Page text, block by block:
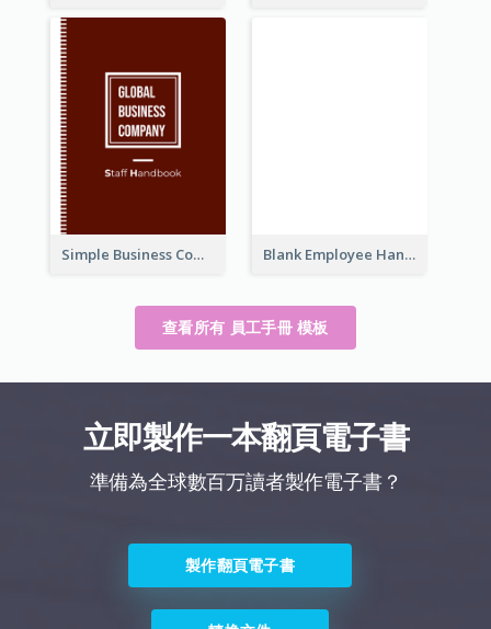
Simple Business Company Employee Handbook Blank Employee Handbook
查看所有 員工手冊 模板
立即製作一本翻頁電子書
準備為全球數百万讀者製作電子書？
製作翻頁電子書